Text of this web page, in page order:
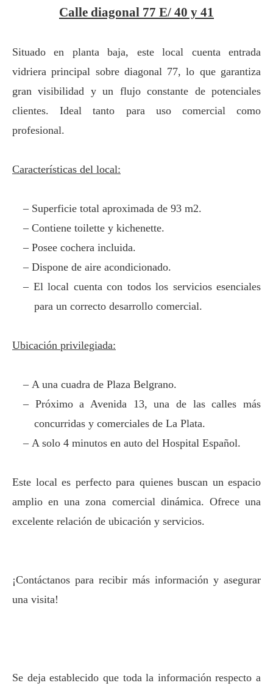
Calle diagonal 77 E/ 40 y 41
Situado en planta baja, este local cuenta entrada
vidriera principal sobre diagonal 77, lo que garantiza
gran visibilidad y un flujo constante de potenciales
clientes. Ideal tanto para uso comercial como
profesional.
Características del local:
– Superficie total aproximada de 93 m2.
– Contiene toilette y kichenette.
– Posee cochera incluida.
– Dispone de aire acondicionado.
– El local cuenta con todos los servicios esenciales
para un correcto desarrollo comercial.
Ubicación privilegiada:
– A una cuadra de Plaza Belgrano.
– Próximo a Avenida 13, una de las calles más
concurridas y comerciales de La Plata.
– A solo 4 minutos en auto del Hospital Español.
Este local es perfecto para quienes buscan un espacio
amplio en una zona comercial dinámica. Ofrece una
excelente relación de ubicación y servicios.
¡Contáctanos para recibir más información y asegurar
una visita!
Se deja establecido que toda la información respecto a